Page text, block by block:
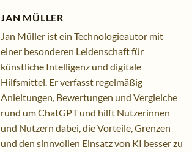
JAN MÜLLER
Jan Müller ist ein Technologieautor mit
einer besonderen Leidenschaft für
künstliche Intelligenz und digitale
Hilfsmittel. Er verfasst regelmäßig
Anleitungen, Bewertungen und Vergleiche
rund um ChatGPT und hilft Nutzerinnen
und Nutzern dabei, die Vorteile, Grenzen
und den sinnvollen Einsatz von KI besser zu